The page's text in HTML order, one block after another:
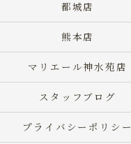
都城店
熊本店
マリエール神水苑店
スタッフブログ
プライバシーポリシー